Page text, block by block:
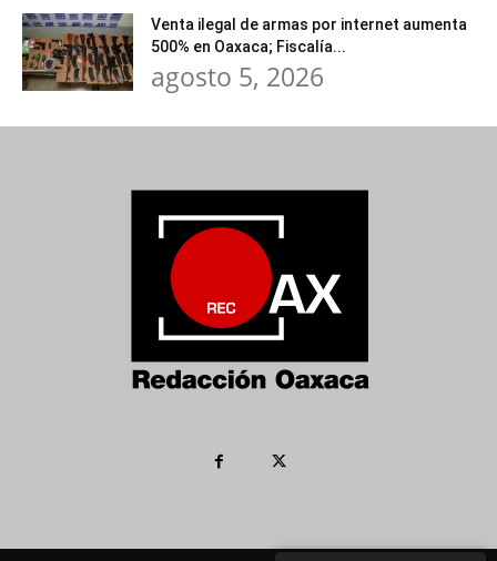
Venta ilegal de armas por internet aumenta
500% en Oaxaca; Fiscalía...
agosto 5, 2026